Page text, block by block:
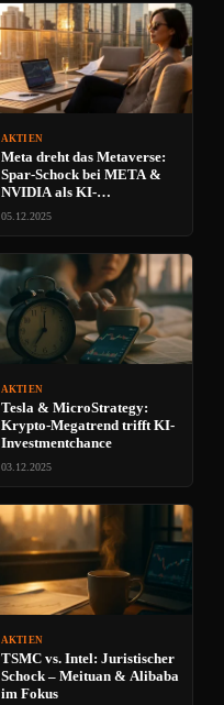
AKTIEN
Meta dreht das Metaverse:
Spar-Schock bei META &
NVIDIA als KI-
Renditebooster
05.12.2025
AKTIEN
Tesla & MicroStrategy:
Krypto-Megatrend trifft KI-
Investmentchance
03.12.2025
AKTIEN
TSMC vs. Intel: Juristischer
Schock – Meituan & Alibaba
im Fokus